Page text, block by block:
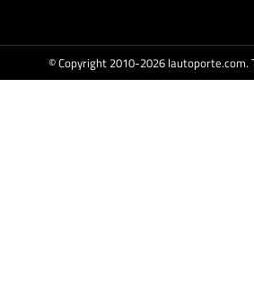
© Copyright 2010-2026